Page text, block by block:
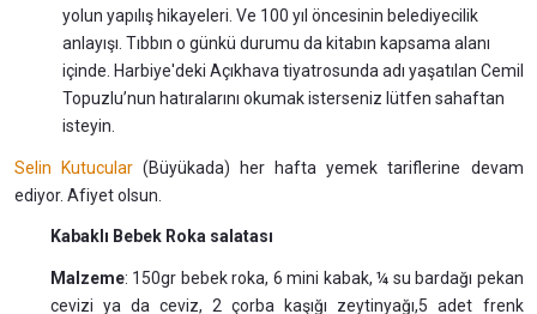
yolun yapılış hikayeleri. Ve 100 yıl öncesinin belediyecilik
anlayışı. Tıbbın o günkü durumu da kitabın kapsama alanı
içinde. Harbiye'deki Açıkhava tiyatrosunda adı yaşatılan Cemil
Topuzlu’nun hatıralarını okumak isterseniz lütfen sahaftan
isteyin.
Selin Kutucular(Büyükada) her hafta yemek tariflerine devam
ediyor. Afiyet olsun.
Kabaklı Bebek Roka salatası
Malzeme: 150gr bebek roka, 6 mini kabak, ¼ su bardağı pekan
cevizi ya da ceviz, 2 çorba kaşığı zeytinyağı,5 adet frenk